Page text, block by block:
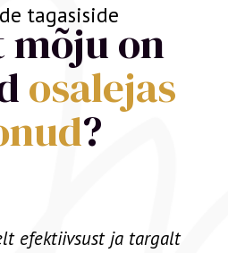
tagasisideon
osalejas
?
on hoopis teisel